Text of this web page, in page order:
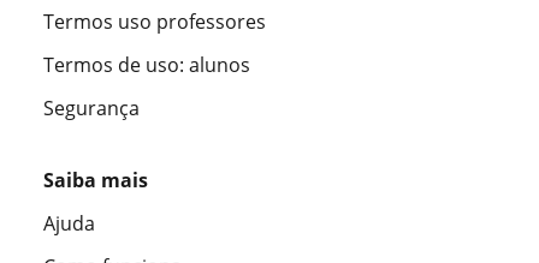
Termos uso professores
Termos de uso: alunos
Segurança
Saiba mais
Ajuda